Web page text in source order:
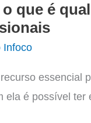
que é
Infoco
essencial
ela é possível